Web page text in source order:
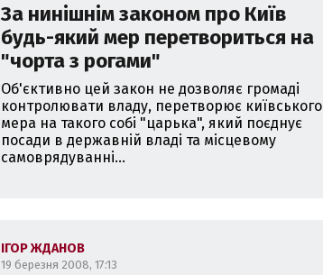
За нинішнім законом про Київ
будь-який мер перетвориться на
"чорта з рогами"
Об'єктивно цей закон не дозволяє громаді
контролювати владу, перетворює київського
мера на такого собі "царька", який поєднує
посади в державній владі та місцевому
самоврядуванні...
ІГОР ЖДАНОВ
19 березня 2008, 17:13